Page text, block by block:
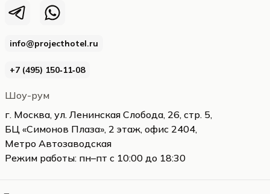
info@projecthotel.ru
+7 (495) 150‑11‑08
Шоу-рум
г. Москва, ул. Ленинская Слобода, 26, стр. 5,
БЦ «Симонов Плаза», 2 этаж, офис 2404,
Метро Автозаводская
Режим работы: пн–пт с 10:00 до 18:30